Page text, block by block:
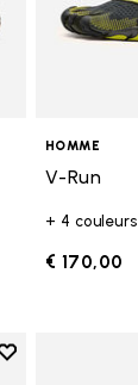
HOMME
V-Run
+ 4 couleurs
€ 170,00
to wishlist